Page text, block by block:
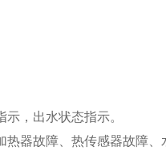
，出水状态指示。
器故障、热传感器故障、